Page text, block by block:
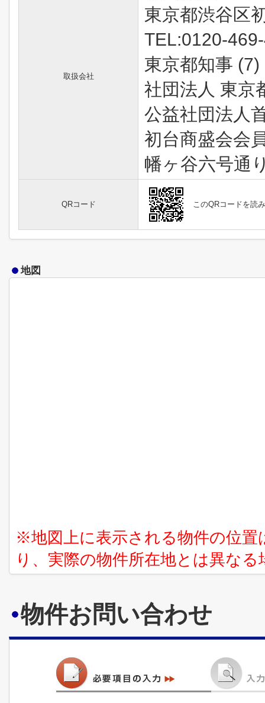
取扱会社
東京都渋谷区
TEL:0120-
東京都知事
社団法人 東京
公益社団法人
初台商盛会会
幡ヶ谷六号通
QRコード このQRコードを読
地図
※地図上に表示される物件の位
り、実際の物件所在地とは異な
物件お問い合わせ